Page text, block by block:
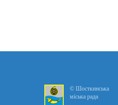
© Шосткинська
міська рада